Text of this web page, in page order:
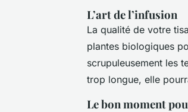
L’art de l’infusion
La qualité de votre
plantes biologiques
scrupuleusement les
trop longue, elle
Le bon moment